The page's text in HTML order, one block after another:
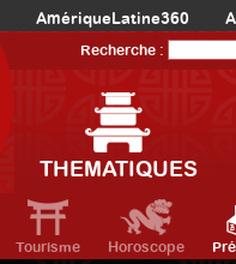
AmériqueLatine360
Recherche :
THEMATIQUES
Tourisme Horoscope